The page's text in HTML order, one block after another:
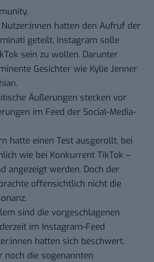
hatten den Aufruf der
geteilt, Instagram solle
sein zu wollen. Darunter
Gesichter wie Kylie Jenner
Äußerungen stecken vor
im Feed der Social-Media-
hatte einen Test ausgerollt, bei
wie bei Konkurrent TikTok –
angezeigt werden. Doch der
offensichtlich nicht die
sind die vorgeschlagenen
im Instagram-Feed
hatten sich beschwert,
noch die sogenannten